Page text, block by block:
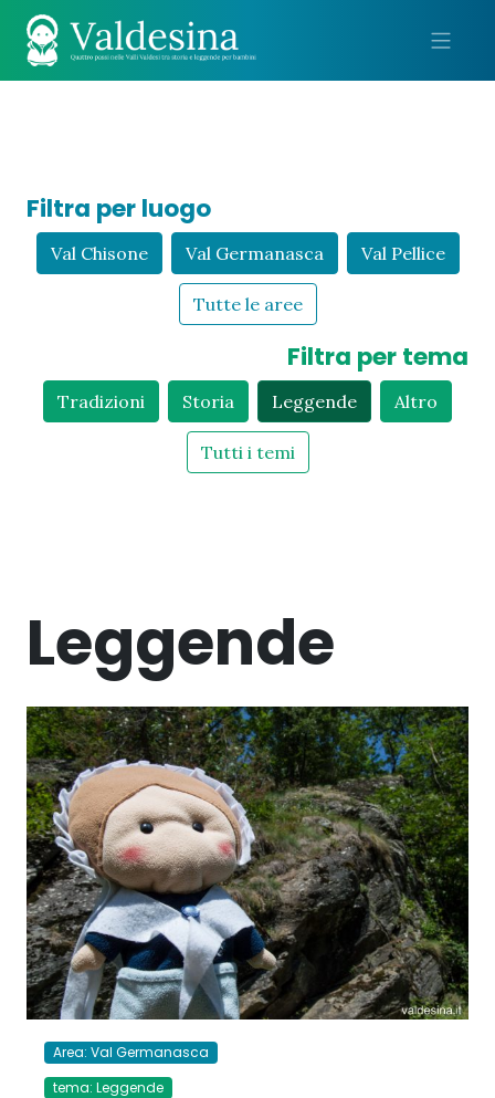
Filtra per luogo
Val Chisone Val Germanasca Val Pellice
Tutte le aree
Filtra per tema
Tradizioni Storia Leggende Altro
Tutti i temi
Leggende
Area: Val Germanasca
tema: Leggende